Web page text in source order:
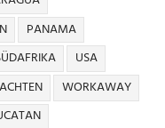
PANAMA
USA
WORKAWAY